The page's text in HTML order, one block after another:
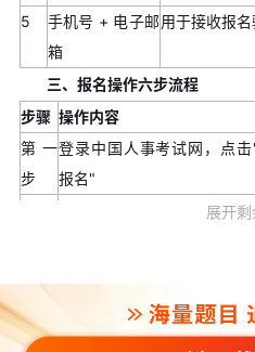
5
手机号 + 电子邮
箱
用于接收报
三、报名操作六步流程
步骤 操作内容
第一
步
登录中国人事考试网，点
报名"
进入报名平台，选择"一级
第四填写个人信息+学历信息+工
展开剩